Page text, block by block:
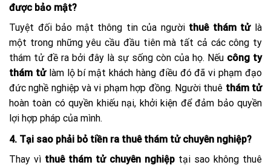
được bảo mật?
Tuyệt đối bảo mật thông tin của người thuê thám tửlà
một trong những yêu cầu đầu tiên mà tất cả các công ty
thám tử đề ra bởi đây là sự sống còn của họ. Nếu công ty
thám tửlàm lộ bí mật khách hàng điều đó đã vi phạm đạo
đức nghề nghiệp và vi phạm hợp đồng. Người thuê thám tử
hoàn toàn có quyền khiếu nại, khởi kiện để đảm bảo quyền
lợi hợp pháp của mình.
4. Tại sao phải bỏ tiền ra thuê thám tử chuyên nghiệp?
Thay vì thuê thám tử chuyên nghiệp tại sao không thuê